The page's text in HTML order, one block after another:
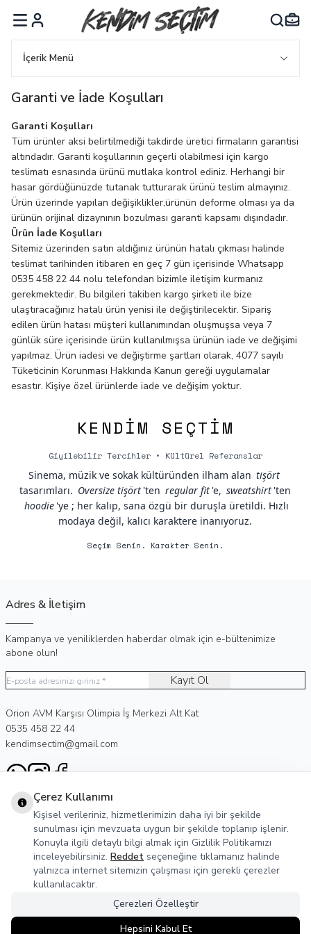
MENÜ
İçerik Menü
Garanti ve İade Koşulları
Garanti Koşulları
Tüm ürünler aksi belirtilmediği takdirde üretici firmaların garantisi
altındadır. Garanti koşullarının geçerli olabilmesi için kargo
teslimatı esnasında ürünü mutlaka kontrol ediniz. Herhangi bir
hasar gördüğünüzde tutanak tutturarak ürünü teslim almayınız.
Ürün üzerinde yapılan değişiklikler,ürünün deforme olması ya da
ürünün orijinal dizaynının bozulması garanti kapsamı dışındadır.
Ürün İade Koşulları
Sitemiz üzerinden satın aldığınız ürünün hatalı çıkması halinde
teslimat tarihinden itibaren en geç 7 gün içerisinde Whatsapp
0535 458 22 44 nolu telefondan bizimle iletişim kurmanız
gerekmektedir. Bu bilgileri takiben kargo şirketi ile bize
ulaştıracağınız hatalı ürün yenisi ile değiştirilecektir. Sipariş
edilen ürün hatası müşteri kullanımından oluşmuşsa veya 7
günlük süre içerisinde ürün kullanılmışsa ürünün iade ve değişimi
yapılmaz. Ürün iadesi ve değiştirme şartları olarak, 4077 sayılı
Tüketicinin Korunması Hakkında Kanun gereği uygulamalar
esastır. Kişiye özel ürünlerde iade ve değişim yoktur.
KENDIM SEÇTIM
Giyilebilir Tercihler • Kültürel Referanslar
Sinema, müzik ve sokak kültüründen ilham alan tişört
tasarımları. Oversize tişört 'ten regular fit 'e, sweatshirt 'ten
hoodie 'ye ; her kalıp, sana özgü bir duruşla üretildi. Hızlı
modaya değil, kalıcı karaktere inanıyoruz.
Seçim Senin. Karakter Senin.
Adres & İletişim
Kampanya ve yeniliklerden haberdar olmak için e-bültenimize
abone olun!
Kayıt Ol
Adres
Orion AVM Karşısı Olimpia İş Merkezi Alt Kat
Telefon
0535 458 22 44
E-Posta
kendimsectim@gmail.com
Kategoriler
Koleksiyonlar
Önemli Bilgiler
Çerez Kullanımı
Kişisel verileriniz, hizmetlerimizin daha iyi bir şekilde
sunulması için mevzuata uygun bir şekilde toplanıp işlenir.
Konuyla ilgili detaylı bilgi almak için Gizlilik Politikamızı
inceleyebilirsiniz. Reddet seçeneğine tıklamanız halinde
yalnızca internet sitemizin çalışması için gerekli çerezler
kullanılacaktır.
Çerezleri Özelleştir
Hepsini Kabul Et